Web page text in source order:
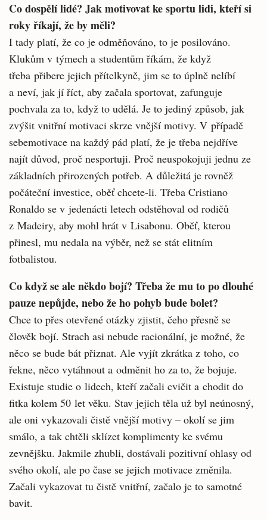
Co dospělí lidé? Jak motivovat ke sportu lidi, kteří si
roky říkají, že by měli?
I tady platí, že co je odměňováno, to je posilováno.
Klukům v týmech a studentům říkám, že když
třeba přibere jejich přítelkyně, jim se to úplně nelíbí
a neví, jak jí říct, aby začala sportovat, zafunguje
pochvala za to, když to udělá. Je to jediný způsob, jak
zvýšit vnitřní motivaci skrze vnější motivy. V případě
sebemotivace na každý pád platí, že je třeba nejdříve
najít důvod, proč nesportuji. Proč neuspokojuji jednu ze
základních přirozených potřeb. A důležitá je rovněž
počáteční investice, oběť chcete-li. Třeba Cristiano
Ronaldo se v jedenácti letech odstěhoval od rodičů
z Madeiry, aby mohl hrát v Lisabonu. Oběť, kterou
přinesl, mu nedala na výběr, než se stát elitním
fotbalistou.
Co když se ale někdo bojí? Třeba že mu to po dlouhé
pauze nepůjde, nebo že ho pohyb bude bolet?
Chce to přes otevřené otázky zjistit, čeho přesně se
člověk bojí. Strach asi nebude racionální, je možné, že
něco se bude bát přiznat. Ale vyjít zkrátka z toho, co
řekne, něco vytáhnout a odměnit ho za to, že bojuje.
Existuje studie o lidech, kteří začali cvičit a chodit do
fitka kolem 50 let věku. Stav jejich těla už byl neúnosný,
ale oni vykazovali čistě vnější motivy – okolí se jim
smálo, a tak chtěli sklízet komplimenty ke svému
zevnějšku. Jakmile zhubli, dostávali pozitivní ohlasy od
svého okolí, ale po čase se jejich motivace změnila.
Začali vykazovat tu čistě vnitřní, začalo je to samotné
bavit.